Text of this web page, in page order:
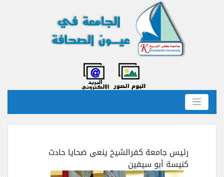
رئيس جامعة كفرالشيخ ينعى ضحايا حادث
كنيسة أبو سيفين